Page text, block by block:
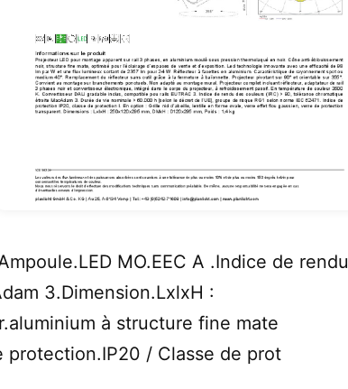
MO.EEC A .Indice de rendu
3.Dimension.LxlxH :
à structure fine mate
protection.IP20 / Classe de prot